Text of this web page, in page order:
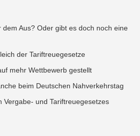
Aus? Oder gibt es doch noch eine
der Tariftreuegesetze
mehr Wettbewerb gestellt
beim Deutschen Nahverkehrstag
Vergabe- und Tariftreuegesetzes